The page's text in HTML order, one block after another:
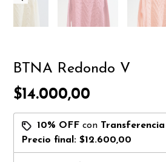
BTNA Redondo V
$14.000,00
10% OFF con Transferencia
Precio final:$12.600,00